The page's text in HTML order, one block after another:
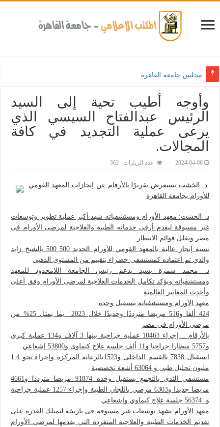
مجلس جامعة القاهرة يوافق على تقديم منح دراسي
وأوجه أطيب تحية إلى السيد
الرئيس عبدالفتاح السيسي الذي
يرعى عملية التجديد في كافة
المجالات.
2024-04-08 عدد الزيارات : 362
د. الخشت يستعرض تقريرًا بالأرقام عن إنجازات المعهد القومي
للأورام بجامعة القاهرة
د. الخشت: معهد الأورام ومستشفياته شهد أكبر عملية تطوير وتوسعات
غير مسبوقة ليقدم أرقى خدماته الطبية والعلاجية لمرضى الأورام فى
مصر ويقلل قوائم الانتظار
نسبة إنجاز عالية بالمعهد القومي للأورام الجديد 500 500 بالشيخ زايد
والذي تم اعتماده كمستشفى خضراء بتقييم من المستوى الذهبي
د. محمد سمرة يشيد بدعم رئيس الجامعة اللامحدود للمعهد
ومستشفياته ويؤكد تكامل الخدمات العلاجية لمرضى الأورام وفق أعلى
وأحدث المعايير العالمية
معهد الأورام ومستشفياته يستقبل وحده
424 ألفا و516 مريضا مترددًا وجديدًا خلال 2023 بما يمثل 25% من
مرضى الأورام فى مصر
بالأرقام .. إجراء 10463 عملية جراحية بينها 3 آلاف و134 عملية كبرى
استقبال 7838 بالقسم الداخلى و1523بالرعاية المركزة وإجراء نحو 1.4
مليون تحليل طبى و 63064 أشعة تخصصية
مستشفى الثدى بالتجمع يستقبل وحده 91874 مريضا مترددا و4661
مريضا جديدا و6303 مرضى باللجان الطبية وإجراء 1257 عملية جراحية
و 56374 جلسة علاج كيماوي وإشعاعي
معهد الأورام يشهد توسعات غير مسبوقة فى تاريخه ليمتلك القدرة على
تقديم الخدمات الطبية والعلاجية المتفردة التى يقدمها لمرضى الأورام